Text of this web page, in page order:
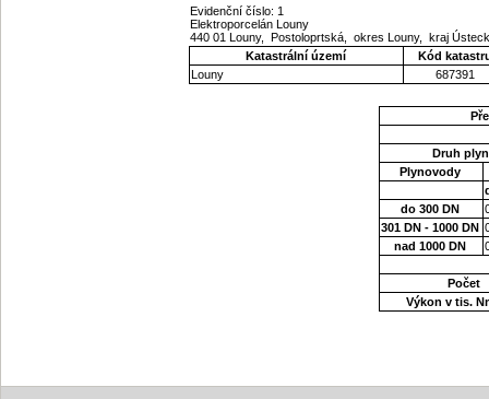
Evidenční číslo: 1
Elektroporcelán Louny
440 01 Louny, Postoloprtská, okres Louny, kraj
Katastrální území
Kód
Louny
687391
Druh
Plynovody
do 300 DN
301 DN - 1000 DN
nad 1000 DN
Počet
Výkon v tis.